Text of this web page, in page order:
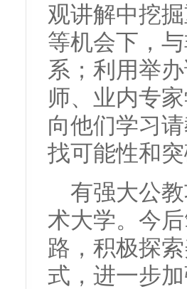
观讲解中挖
等机会下，
系；利用举
师、业内专
向他们学习
找可能性和突
有强大公
术大学。今
路，积极探
式，进一步